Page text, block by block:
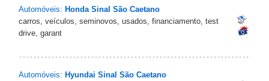
Automóveis: Honda Sinal São Caetano
carros, veículos, seminovos, usados, financiamento, test
drive, garant
Automóveis: Hyundai Sinal São Caetano